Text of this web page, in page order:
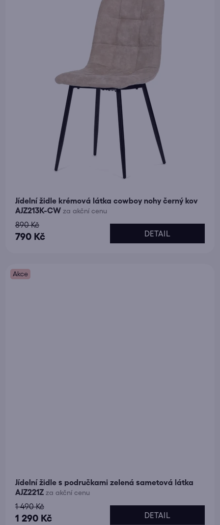
Jídelní židle krémová látka cowboy nohy černý kov
AJZ213K-CW za akční cenu
790 Kč
890 Kč
DETAIL
Akce
Jídelní židle s područkami zelená sametová látka
AJZ221Z za akční cenu
1 290 Kč
1 490 Kč
DETAIL